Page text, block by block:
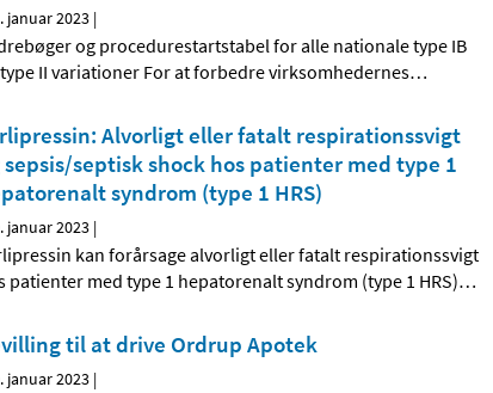
januar 2023 |
og procedurestartstabel for alle nationale type IB
II variationer For at forbedre virksomhedernes…
Alvorligt eller fatalt respirationssvigt
sepsis/septisk shock hos patienter med type 1
syndrom (type 1 HRS)
januar 2023 |
kan forårsage alvorligt eller fatalt respirationssvigt
patienter med type 1 hepatorenalt syndrom (type 1 HRS)…
til at drive Ordrup Apotek
januar 2023 |